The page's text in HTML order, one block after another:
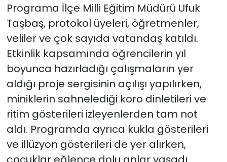
Programa İlçe Milli Eğitim Müdürü Ufuk
Taşbaş, protokol üyeleri, öğretmenler,
veliler ve çok sayıda vatandaş katıldı.
Etkinlik kapsamında öğrencilerin yıl
boyunca hazırladığı çalışmaların yer
aldığı proje sergisinin açılışı yapılırken,
miniklerin sahnelediği koro dinletileri ve
ritim gösterileri izleyenlerden tam not
aldı. Programda ayrıca kukla gösterileri
ve illüzyon gösterileri de yer alırken,